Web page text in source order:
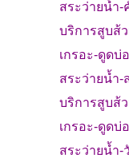
สระว่ายน้ำ-
บริการสูบส้
เกรอะ-ดูดบ่
สระว่ายน้ำ-
บริการสูบส้
เกรอะ-ดูดบ่
สระว่ายน้ำ-